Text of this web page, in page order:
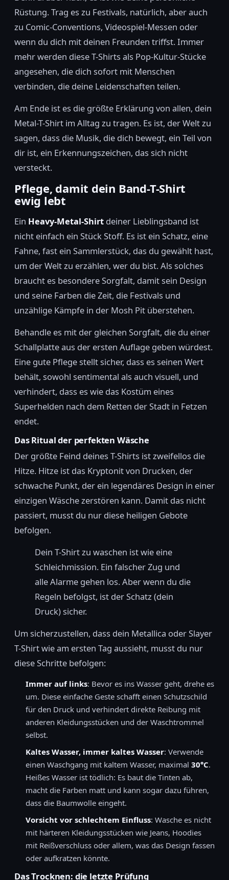
Rüstung. Trag es zu Festivals, natürlich, aber auch
zu Comic-Conventions, Videospiel-Messen oder
wenn du dich mit deinen Freunden triffst. Immer
mehr werden diese T-Shirts als Pop-Kultur-Stücke
angesehen, die dich sofort mit Menschen
verbinden, die deine Leidenschaften teilen.
Am Ende ist es die größte Erklärung von allen, dein
Metal-T-Shirt im Alltag zu tragen. Es ist, der Welt zu
sagen, dass die Musik, die dich bewegt, ein Teil von
dir ist, ein Erkennungszeichen, das sich nicht
versteckt.
Pflege, damit dein Band-T-Shirt
ewig lebt
Ein Heavy-Metal-Shirt deiner Lieblingsband ist
nicht einfach ein Stück Stoff. Es ist ein Schatz, eine
Fahne, fast ein Sammlerstück, das du gewählt hast,
um der Welt zu erzählen, wer du bist. Als solches
braucht es besondere Sorgfalt, damit sein Design
und seine Farben die Zeit, die Festivals und
unzählige Kämpfe in der Mosh Pit überstehen.
Behandle es mit der gleichen Sorgfalt, die du einer
Schallplatte aus der ersten Auflage geben würdest.
Eine gute Pflege stellt sicher, dass es seinen Wert
behält, sowohl sentimental als auch visuell, und
verhindert, dass es wie das Kostüm eines
Superhelden nach dem Retten der Stadt in Fetzen
endet.
Das Ritual der perfekten Wäsche
Der größte Feind deines T-Shirts ist zweifellos die
Hitze. Hitze ist das Kryptonit von Drucken, der
schwache Punkt, der ein legendäres Design in einer
einzigen Wäsche zerstören kann. Damit das nicht
passiert, musst du nur diese heiligen Gebote
befolgen.
Dein T-Shirt zu waschen ist wie eine
Schleichmission. Ein falscher Zug und
alle Alarme gehen los. Aber wenn du die
Regeln befolgst, ist der Schatz (dein
Druck) sicher.
Um sicherzustellen, dass dein Metallica oder Slayer
T-Shirt wie am ersten Tag aussieht, musst du nur
diese Schritte befolgen:
Immer auf links: Bevor es ins Wasser geht, drehe es
um. Diese einfache Geste schafft einen Schutzschild
für den Druck und verhindert direkte Reibung mit
anderen Kleidungsstücken und der Waschtrommel
selbst.
Kaltes Wasser, immer kaltes Wasser: Verwende
einen Waschgang mit kaltem Wasser, maximal 30°C.
Heißes Wasser ist tödlich: Es baut die Tinten ab,
macht die Farben matt und kann sogar dazu führen,
dass die Baumwolle eingeht.
Vorsicht vor schlechtem Einfluss: Wasche es nicht
mit härteren Kleidungsstücken wie Jeans, Hoodies
mit Reißverschluss oder allem, was das Design fassen
oder aufkratzen könnte.
Das Trocknen: die letzte Prüfung